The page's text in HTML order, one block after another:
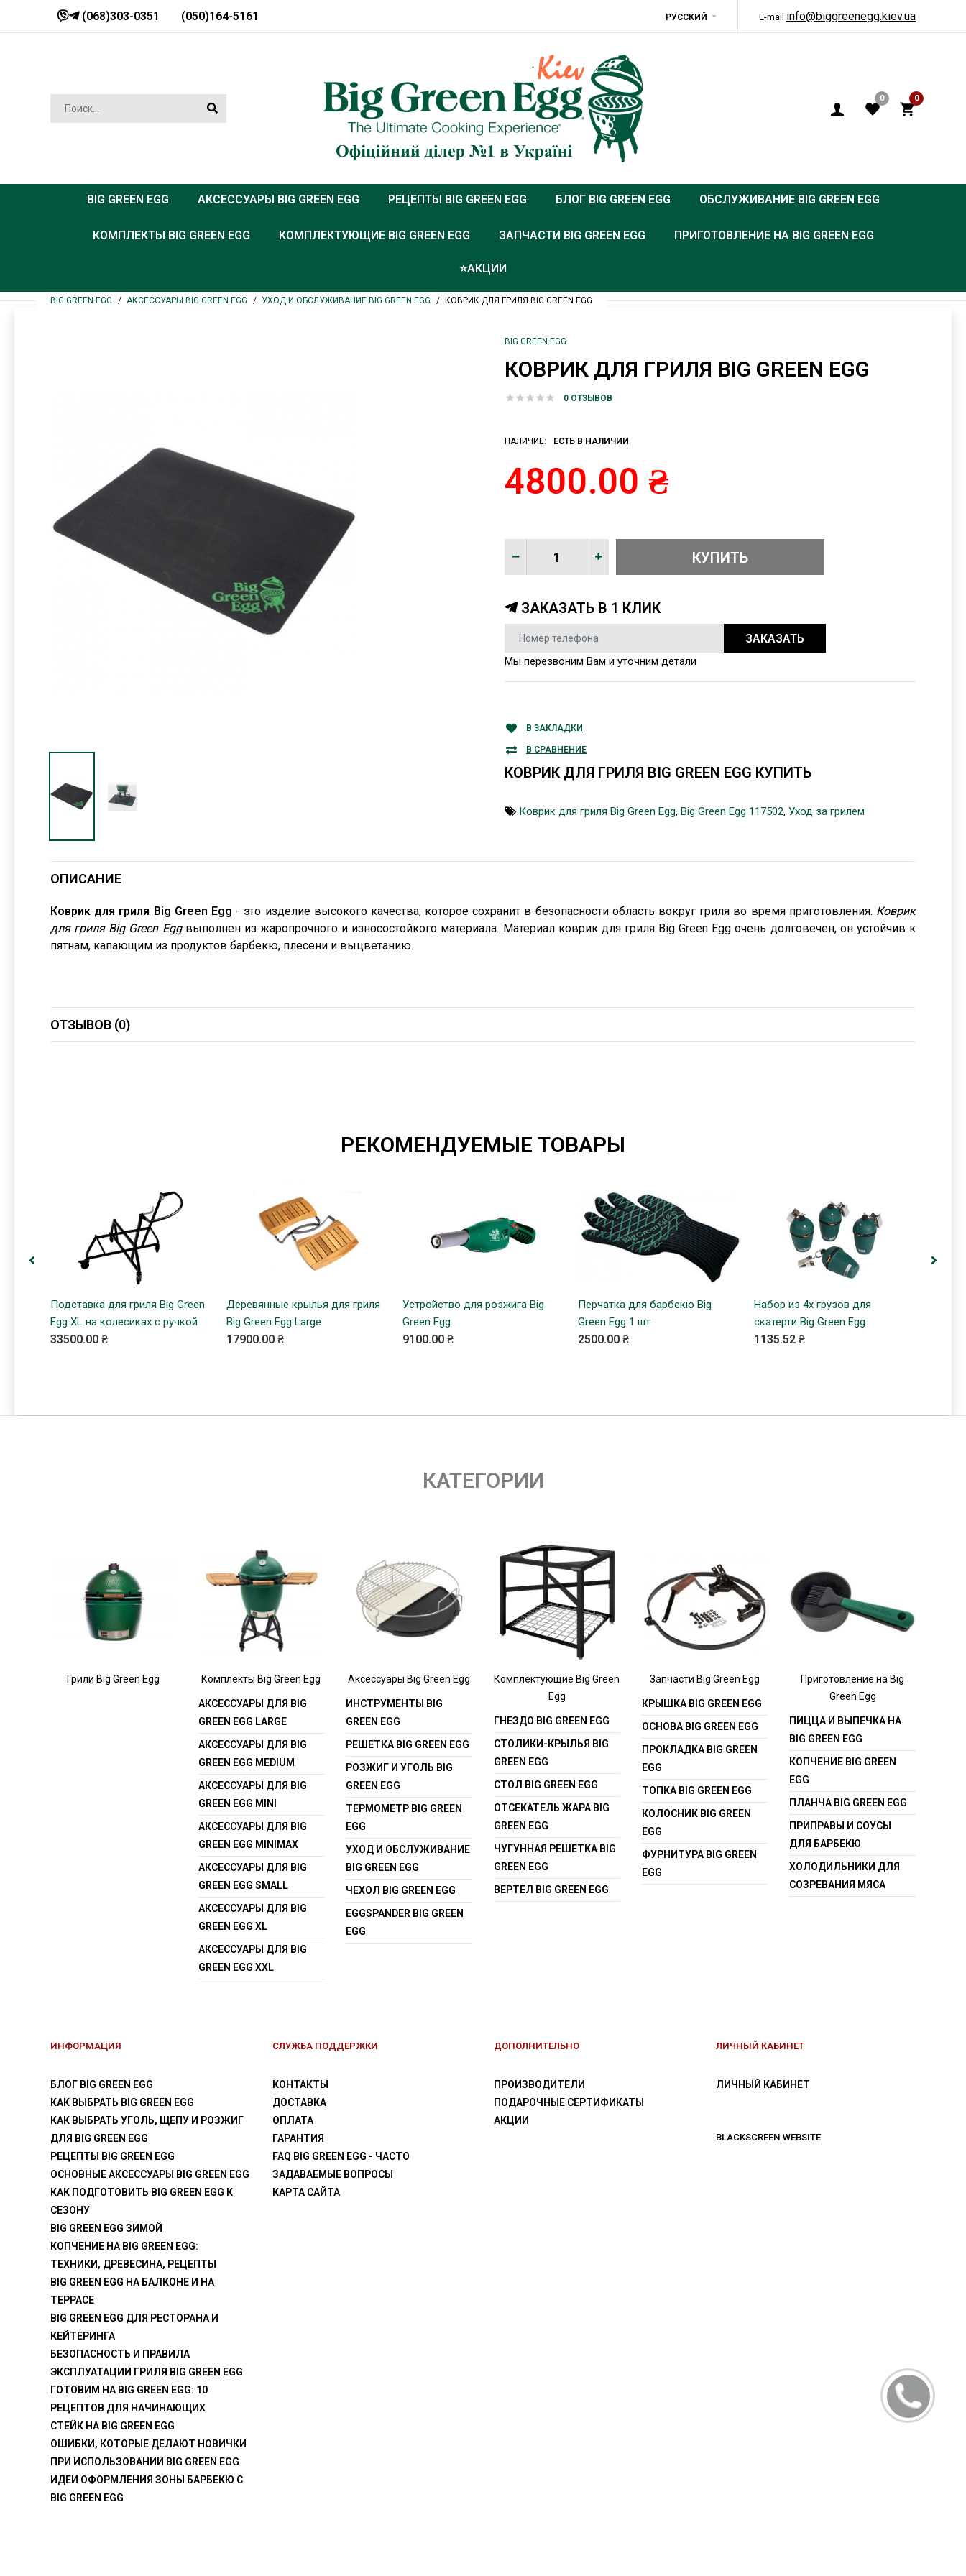
(068)303-0351 (050)164-5161 РУССКИЙ E-mail info@biggreenegg.kiev.ua
0 0
BIG GREEN EGG АКСЕССУАРЫ BIG GREEN EGG РЕЦЕПТЫ BIG GREEN EGG БЛОГ BIG GREEN EGG ОБСЛУЖИВАНИЕ BIG GREEN EGG
КОМПЛЕКТЫ BIG GREEN EGG КОМПЛЕКТУЮЩИЕ BIG GREEN EGG ЗАПЧАСТИ BIG GREEN EGG ПРИГОТОВЛЕНИЕ НА BIG GREEN EGG
⭐️АКЦИИ
BIG GREEN EGG АКСЕССУАРЫ BIG GREEN EGG УХОД И ОБСЛУЖИВАНИЕ BIG GREEN EGG КОВРИК ДЛЯ ГРИЛЯ BIG GREEN EGG
BIG GREEN EGG
КОВРИК ДЛЯ ГРИЛЯ BIG GREEN EGG
0 ОТЗЫВОВ
НАЛИЧИЕ: ЕСТЬ В НАЛИЧИИ
4800.00 ₴
ЗАКАЗАТЬ В 1 КЛИК
ЗАКАЗАТЬ
Мы перезвоним Вам и уточним детали
В ЗАКЛАДКИ
В СРАВНЕНИЕ
КОВРИК ДЛЯ ГРИЛЯ BIG GREEN EGG КУПИТЬ
Коврик для гриля Big Green Egg, Big Green Egg 117502, Уход за грилем
ОПИСАНИЕ
Коврик для гриля Big Green Egg - это изделие высокого качества, которое сохранит в безопасности область вокруг гриля во время приготовления. Коврик
для гриля Big Green Eggвыполнен из жаропрочного и износостойкого материала. Материал коврик для гриля Big Green Egg очень долговечен, он устойчив к
пятнам, капающим из продуктов барбекю, плесени и выцветанию.
ОТЗЫВОВ (0)
РЕКОМЕНДУЕМЫЕ ТОВАРЫ
КУПИТЬ
Подставка для гриля Big Green
Egg XL на колесиках с ручкой
33500.00 ₴
КУПИТЬ
Деревянные крылья для гриля
Big Green Egg Large
17900.00 ₴
КУПИТЬ
Устройство для розжига Big
Green Egg
9100.00 ₴
КУПИТЬ
Перчатка для барбекю Big
Green Egg 1 шт
2500.00 ₴
КУПИТЬ
Набор из 4х грузов для
скатерти Big Green Egg
1135.52 ₴
КАТЕГОРИИ
Грили Big Green Egg Комплекты Big Green Egg
АКСЕССУАРЫ ДЛЯ BIG
GREEN EGG LARGE
АКСЕССУАРЫ ДЛЯ BIG
GREEN EGG MEDIUM
АКСЕССУАРЫ ДЛЯ BIG
GREEN EGG MINI
АКСЕССУАРЫ ДЛЯ BIG
GREEN EGG MINIMAX
АКСЕССУАРЫ ДЛЯ BIG
GREEN EGG SMALL
АКСЕССУАРЫ ДЛЯ BIG
GREEN EGG XL
АКСЕССУАРЫ ДЛЯ BIG
GREEN EGG XXL
Аксессуары Big Green Egg
ИНСТРУМЕНТЫ BIG
GREEN EGG
РЕШЕТКА BIG GREEN EGG
РОЗЖИГ И УГОЛЬ BIG
GREEN EGG
ТЕРМОМЕТР BIG GREEN
EGG
УХОД И ОБСЛУЖИВАНИЕ
BIG GREEN EGG
ЧЕХОЛ BIG GREEN EGG
EGGSPANDER BIG GREEN
EGG
Комплектующие Big Green
Egg
ГНЕЗДО BIG GREEN EGG
СТОЛИКИ-КРЫЛЬЯ BIG
GREEN EGG
СТОЛ BIG GREEN EGG
ОТСЕКАТЕЛЬ ЖАРА BIG
GREEN EGG
ЧУГУННАЯ РЕШЕТКА BIG
GREEN EGG
ВЕРТЕЛ BIG GREEN EGG
Запчасти Big Green Egg
КРЫШКА BIG GREEN EGG
ОСНОВА BIG GREEN EGG
ПРОКЛАДКА BIG GREEN
EGG
ТОПКА BIG GREEN EGG
КОЛОСНИК BIG GREEN
EGG
ФУРНИТУРА BIG GREEN
EGG
Приготовление на Big
Green Egg
ПИЦЦА И ВЫПЕЧКА НА
BIG GREEN EGG
КОПЧЕНИЕ BIG GREEN
EGG
ПЛАНЧА BIG GREEN EGG
ПРИПРАВЫ И СОУСЫ
ДЛЯ БАРБЕКЮ
ХОЛОДИЛЬНИКИ ДЛЯ
СОЗРЕВАНИЯ МЯСА
ИНФОРМАЦИЯ
БЛОГ BIG GREEN EGG
КАК ВЫБРАТЬ BIG GREEN EGG
КАК ВЫБРАТЬ УГОЛЬ, ЩЕПУ И РОЗЖИГ
ДЛЯ BIG GREEN EGG
РЕЦЕПТЫ BIG GREEN EGG
ОСНОВНЫЕ АКСЕССУАРЫ BIG GREEN EGG
КАК ПОДГОТОВИТЬ BIG GREEN EGG К
СЕЗОНУ
BIG GREEN EGG ЗИМОЙ
КОПЧЕНИЕ НА BIG GREEN EGG:
ТЕХНИКИ, ДРЕВЕСИНА, РЕЦЕПТЫ
BIG GREEN EGG НА БАЛКОНЕ И НА
ТЕРРАСЕ
BIG GREEN EGG ДЛЯ РЕСТОРАНА И
КЕЙТЕРИНГА
БЕЗОПАСНОСТЬ И ПРАВИЛА
ЭКСПЛУАТАЦИИ ГРИЛЯ BIG GREEN EGG
ГОТОВИМ НА BIG GREEN EGG: 10
РЕЦЕПТОВ ДЛЯ НАЧИНАЮЩИХ
СТЕЙК НА BIG GREEN EGG
ОШИБКИ, КОТОРЫЕ ДЕЛАЮТ НОВИЧКИ
ПРИ ИСПОЛЬЗОВАНИИ BIG GREEN EGG
ИДЕИ ОФОРМЛЕНИЯ ЗОНЫ БАРБЕКЮ С
BIG GREEN EGG
СЛУЖБА ПОДДЕРЖКИ
КОНТАКТЫ
ДОСТАВКА
ОПЛАТА
ГАРАНТИЯ
FAQ BIG GREEN EGG - ЧАСТО
ЗАДАВАЕМЫЕ ВОПРОСЫ
КАРТА САЙТА
ДОПОЛНИТЕЛЬНО
ПРОИЗВОДИТЕЛИ
ПОДАРОЧНЫЕ СЕРТИФИКАТЫ
АКЦИИ
ЛИЧНЫЙ КАБИНЕТ
ЛИЧНЫЙ КАБИНЕТ
BLACKSCREEN.WEBSITE